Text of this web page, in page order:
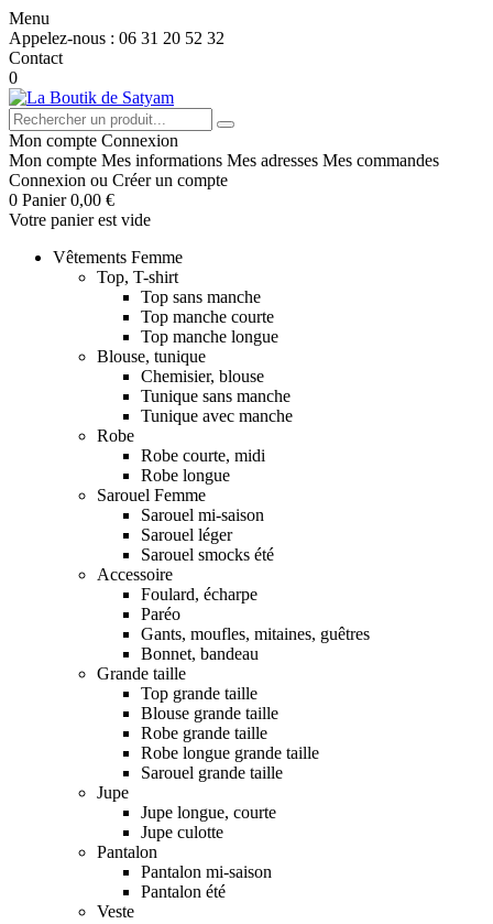
Menu
Appelez-nous : 06 31 20 52 32
Contact
0
Mon compte Connexion
Mon compte Mes informations Mes adresses Mes commandes
Connexion ou Créer un compte
0 Panier 0,00 €
Votre panier est vide
Vêtements Femme
Top, T-shirt
Top sans manche
Top manche courte
Top manche longue
Blouse, tunique
Chemisier, blouse
Tunique sans manche
Tunique avec manche
Robe
Robe courte, midi
Robe longue
Sarouel Femme
Sarouel mi-saison
Sarouel léger
Sarouel smocks été
Accessoire
Foulard, écharpe
Paréo
Gants, moufles, mitaines, guêtres
Bonnet, bandeau
Grande taille
Top grande taille
Blouse grande taille
Robe grande taille
Robe longue grande taille
Sarouel grande taille
Jupe
Jupe longue, courte
Jupe culotte
Pantalon
Pantalon mi-saison
Pantalon été
Veste